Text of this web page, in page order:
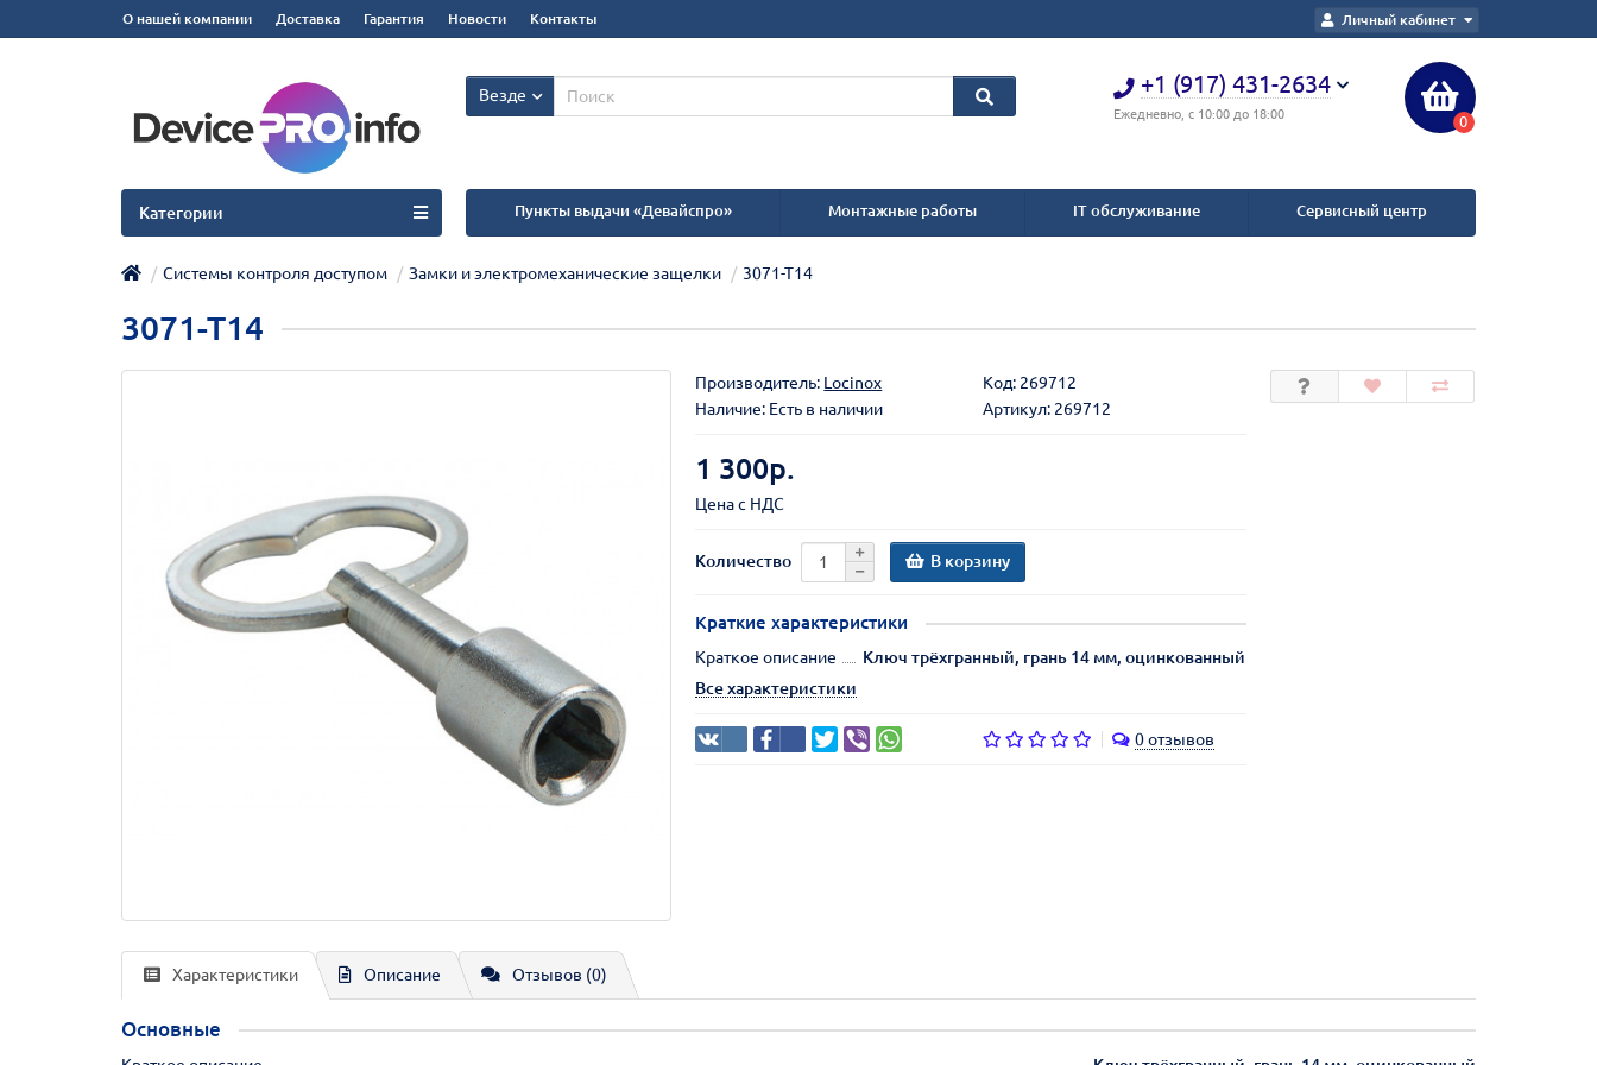
Личный кабинет
О нашей компании Доставка Гарантия Новости Контакты
+1 (917) 431-2634
Ежедневно, с 10:00 до 18:00 0
Везде
Пункты выдачи «Девайспро» Монтажные работы IT обслуживание Сервисный центр
Категории
Системы контроля доступом Замки и электромеханические защелки 3071-Т14
3071-Т14
Производитель: Locinox Код: 269712
Наличие: Есть в наличии
Артикул: 269712
1 300р.
Цена с НДС
Количество В корзину
Краткие характеристики
Краткое описание
Ключ трёхгранный, грань 14 мм, оцинкованный
Все характеристики
0 отзывов
Характеристики Описание Отзывов (0)
Основные